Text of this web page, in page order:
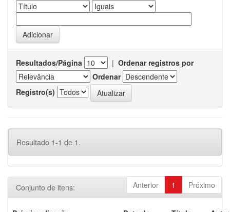
Resultados/Página | Ordenar registros por
Ordenar
Registro(s)
Resultado 1-1 de 1.
Anterior 1 Próximo
Conjunto de itens: